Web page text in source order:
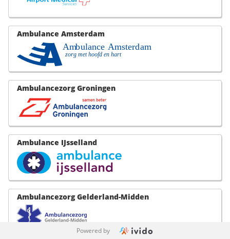
Ambulance Amsterdam
Ambulancezorg Groningen
Ambulance IJsselland
Ambulancezorg Gelderland-Midden
Powered by